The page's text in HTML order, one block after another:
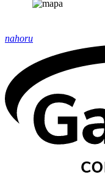
nahoru